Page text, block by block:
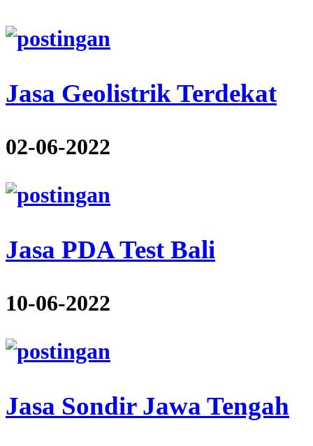
Jasa Geolistrik Terdekat
02-06-2022
Jasa PDA Test Bali
10-06-2022
Jasa Sondir Jawa Tengah